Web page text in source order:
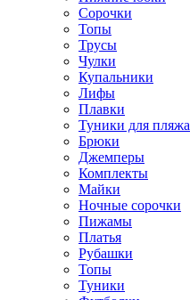
Сорочки
Топы
Трусы
Чулки
Купальники
Лифы
Плавки
Туники для пляжа
Брюки
Джемперы
Комплекты
Майки
Ночные сорочки
Пижамы
Платья
Рубашки
Топы
Туники